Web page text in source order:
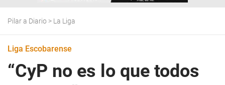
Pilar a Diario > La Liga
Liga Escobarense
“CyP no es lo que todos